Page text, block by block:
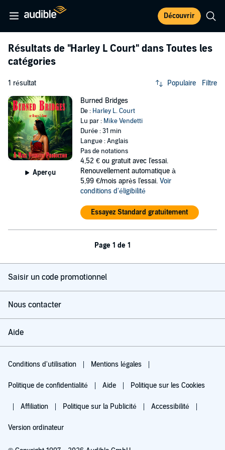
Découvrir
Résultats de "Harley L Court" dans Toutes les
catégories
1 résultat Populaire Filtre
Aperçu
Burned Bridges
De : Harley L. Court
Lu par : Mike Vendetti
Durée : 31 min
Langue : Anglais
Pas de notations
4,52 € ou gratuit avec l'essai.
Renouvellement automatique à
5,99 €/mois après l'essai. Voir
conditions d'éligibilité
Essayez Standard gratuitement
Page 1 de 1
Saisir un code promotionnel
Nous contacter
Aide
Conditions d'utilisation Mentions légales
Politique de confidentialité Aide Politique sur les Cookies
Affiliation Politique sur la Publicité Accessibilité
Version ordinateur